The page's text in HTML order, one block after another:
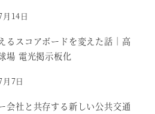
14日
るスコアボードを変えた話｜高
場 電光掲示板化
7日
会社と共存する新しい公共交通